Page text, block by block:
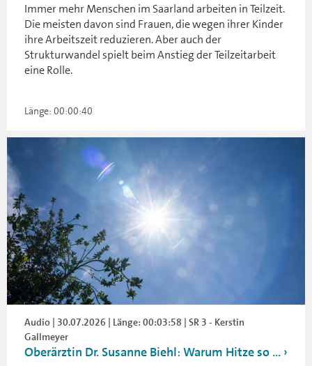
Immer mehr Menschen im Saarland arbeiten in Teilzeit.
Die meisten davon sind Frauen, die wegen ihrer Kinder
ihre Arbeitszeit reduzieren. Aber auch der
Strukturwandel spielt beim Anstieg der Teilzeitarbeit
eine Rolle.
Länge: 00:00:40
Audio | 30.07.2026 | Länge: 00:03:58 | SR 3 - Kerstin
Gallmeyer
Oberärztin Dr. Susanne Biehl: Warum Hitze so ...